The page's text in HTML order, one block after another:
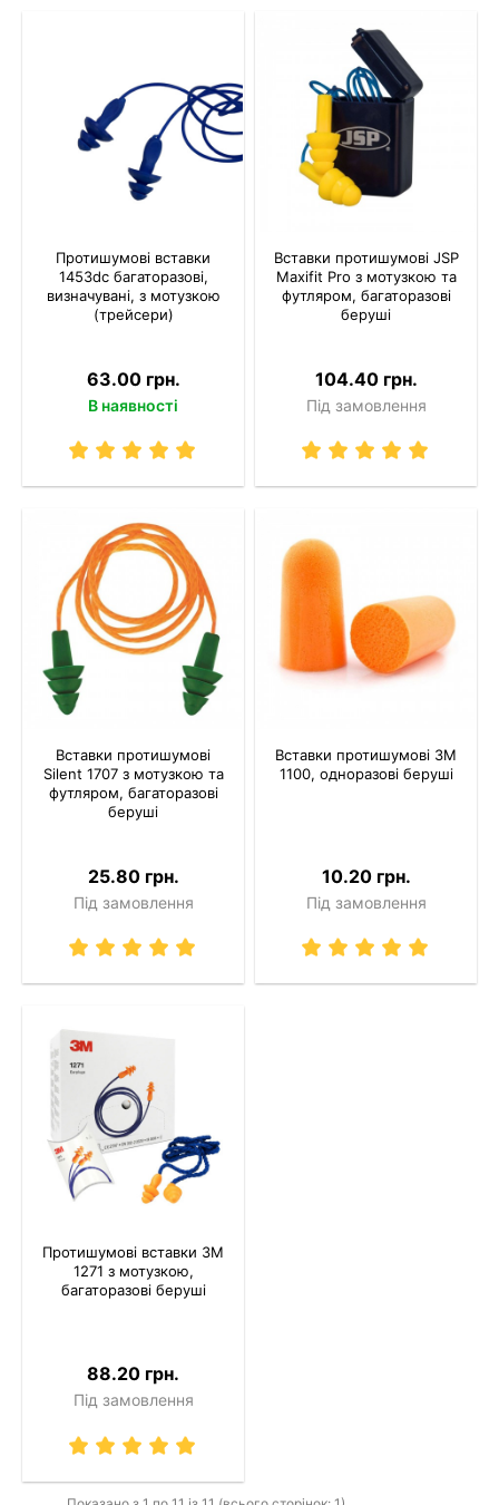
Протишумові вставки
1453dc багаторазові,
визначувані, з мотузкою
(трейсери)
63.00 грн.
В наявності
Вставки протишумові JSP
Maxifit Pro з мотузкою та
футляром, багаторазові
беруші
104.40 грн.
Під замовлення
Вставки протишумові
Silent 1707 з мотузкою та
футляром, багаторазові
беруші
25.80 грн.
Під замовлення
Вставки протишумові 3M
1100, одноразові беруші
10.20 грн.
Під замовлення
Протишумові вставки 3M
1271 з мотузкою,
багаторазові беруші
88.20 грн.
Під замовлення